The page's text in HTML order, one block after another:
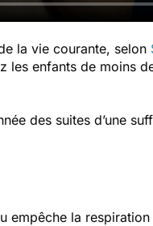
la vie courante, selon
les enfants de moins
des suites d’une
empêche la